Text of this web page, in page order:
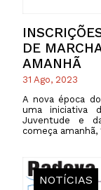
DE
AMANHÃ
31 Ago, 2023
A nova época
uma iniciativa
Juventude e
começa
NOTÍCIAS